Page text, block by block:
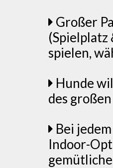
Großer
(Spielplatz
spielen,
Hunde
des
Bei
Indoor-